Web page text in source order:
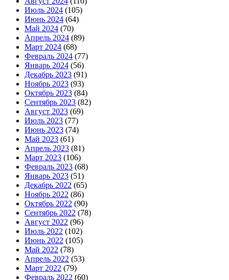
Июль 2024 (105)
Июнь 2024 (64)
Май 2024 (70)
Апрель 2024 (89)
Март 2024 (68)
Февраль 2024 (77)
Январь 2024 (56)
Декабрь 2023 (91)
Ноябрь 2023 (93)
Октябрь 2023 (84)
Сентябрь 2023 (82)
Август 2023 (69)
Июль 2023 (77)
Июнь 2023 (74)
Май 2023 (61)
Апрель 2023 (81)
Март 2023 (106)
Февраль 2023 (68)
Январь 2023 (51)
Декабрь 2022 (65)
Ноябрь 2022 (86)
Октябрь 2022 (90)
Сентябрь 2022 (78)
Август 2022 (96)
Июль 2022 (102)
Июнь 2022 (105)
Май 2022 (78)
Апрель 2022 (53)
Март 2022 (79)
Февраль 2022 (60)